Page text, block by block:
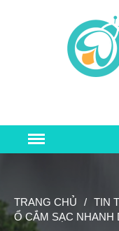
TRANG CHỦ / TIN
Ổ CẮM SẠC NHANH